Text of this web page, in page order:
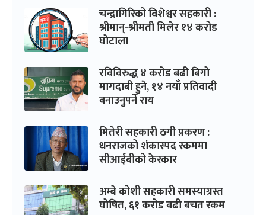
चन्द्रागिरिको विशेश्वर सहकारी :
श्रीमान्-श्रीमती मिलेर १४ करोड
घोटाला
रविविरुद्ध ४ करोड बढी बिगो
मागदाबी हुने, १४ नयाँ प्रतिवादी
बनाउनुपर्ने राय
मितेरी सहकारी ठगी प्रकरण :
धनराजको शंकास्पद रकममा
सीआईबीको केरकार
अम्बे कोशी सहकारी समस्याग्रस्त
घोषित, ६१ करोड बढी बचत रकम